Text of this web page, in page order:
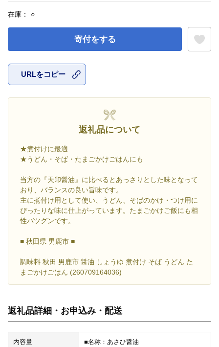
在庫： ○
寄付をする
URLをコピー
返礼品について
★煮付けに最適
★うどん・そば・たまごかけごはんにも
当方の『天印醤油』に比べるとあっさりとした味となって
おり、バランスの良い旨味です。
主に煮付け用として使い、うどん、そばのかけ・つけ用に
ぴったりな味に仕上がっています。たまごかけご飯にも相
性バツグンです。
■ 秋田県 男鹿市 ■
調味料 秋田 男鹿市 醤油 しょうゆ 煮付け そば うどん た
まごかけごはん (260709164036)
返礼品詳細・お申込み・配送
内容量
■名称：あさひ醤油